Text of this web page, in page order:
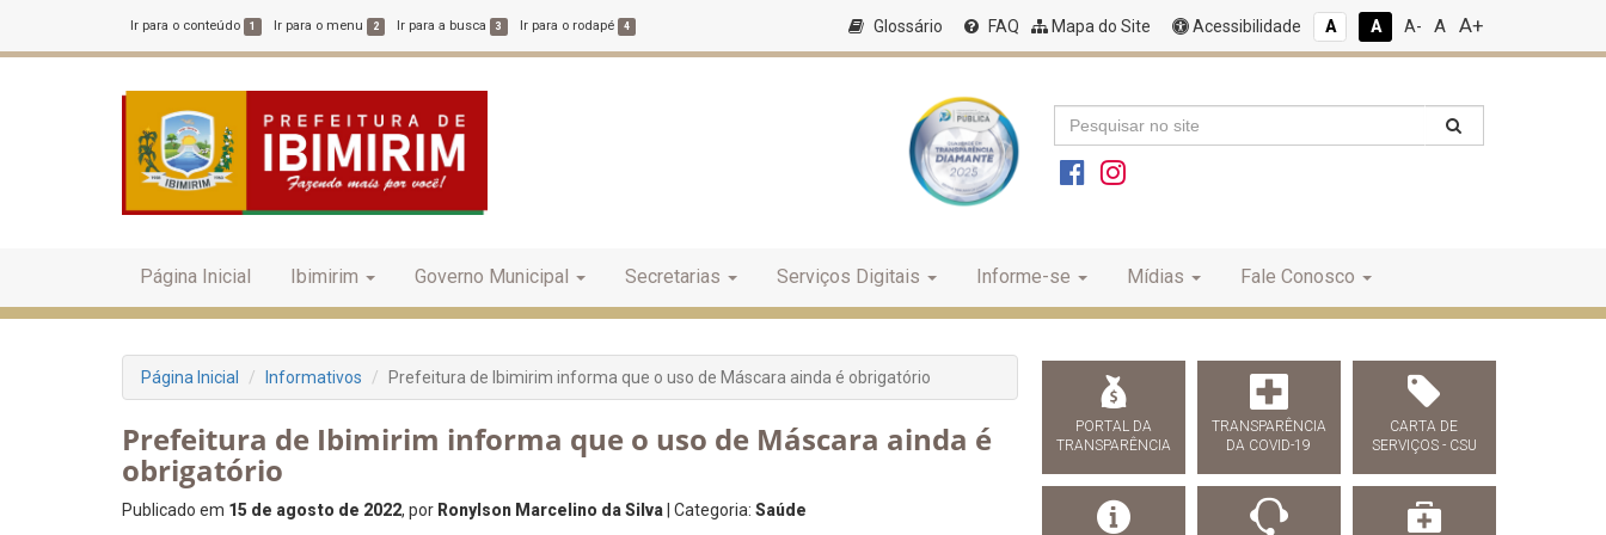
Ir para o conteúdo 1 Ir para o menu 2 Ir para a busca 3 Ir para o rodapé 4 Glossário FAQ Mapa do Site Acessibilidade A A A- A A+
Página Inicial Ibimirim Governo Municipal Secretarias Serviços Digitais Informe-se Mídias Fale Conosco
Página Inicial Informativos Prefeitura de Ibimirim informa que o uso de Máscara ainda é obrigatório
Prefeitura de Ibimirim informa que o uso de Máscara ainda é
obrigatório
Publicado em 15 de agosto de 2022, por Ronylson Marcelino da Silva | Categoria: Saúde
PORTAL DA
TRANSPARÊNCIA
TRANSPARÊNCIA
DA COVID-19
CARTA DE
SERVIÇOS - CSU